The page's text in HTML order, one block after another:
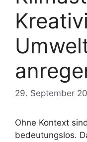
29. September
Ohne Kontext
bedeutungslos.